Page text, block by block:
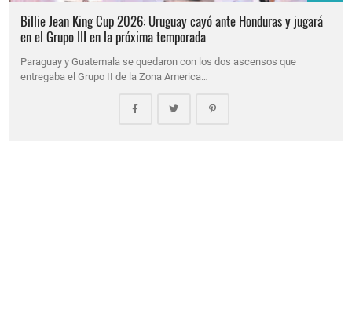
Billie Jean King Cup 2026: Uruguay cayó ante Honduras y jugará
en el Grupo III en la próxima temporada
Paraguay y Guatemala se quedaron con los dos ascensos que
entregaba el Grupo II de la Zona America…